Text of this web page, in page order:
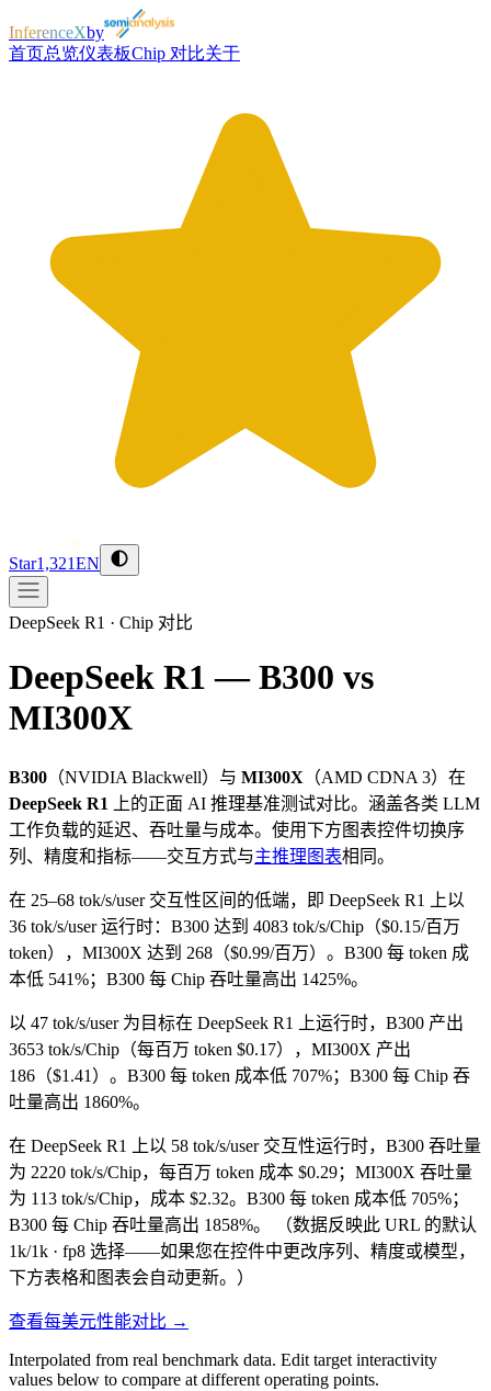
InferenceXby
首页总览仪表板Chip 对比关于
Star1,321EN
DeepSeek R1 · Chip 对比
DeepSeek R1 — B300 vs
MI300X
B300 （NVIDIA Blackwell）与 MI300X （AMD CDNA 3）在
DeepSeek R1
上的正面 AI 推理基准测试对比。涵盖各类 LLM
工作负载的延迟、吞吐量与成本。使用下方图表控件切换序
列、精度和指标——交互方式与主推理图表相同。
在 25–68 tok/s/user 交互性区间的低端，即 DeepSeek R1 上以
36 tok/s/user 运行时：B300 达到 4083 tok/s/Chip（$0.15/百万
token），MI300X 达到 268（$0.99/百万）。B300 每 token 成
本低 541%；B300 每 Chip 吞吐量高出 1425%。
以 47 tok/s/user 为目标在 DeepSeek R1 上运行时，B300 产出
3653 tok/s/Chip（每百万 token $0.17），MI300X 产出
186（$1.41）。B300 每 token 成本低 707%；B300 每 Chip 吞
吐量高出 1860%。
在 DeepSeek R1 上以 58 tok/s/user 交互性运行时，B300 吞吐量
为 2220 tok/s/Chip，每百万 token 成本 $0.29；MI300X 吞吐量
为 113 tok/s/Chip，成本 $2.32。B300 每 token 成本低 705%；
B300 每 Chip 吞吐量高出 1858%。
（数据反映此 URL 的默认
1k/1k · fp8 选择——如果您在控件中更改序列、精度或模型，
下方表格和图表会自动更新。）
查看每美元性能对比 →
Interpolated from real benchmark data. Edit target interactivity
values below to compare at different operating points.